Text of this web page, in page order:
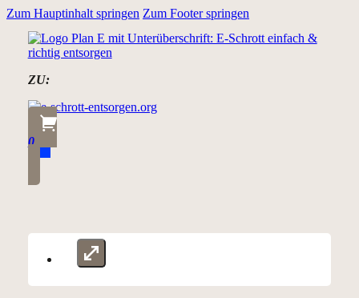
Zum Hauptinhalt springen Zum Footer springen
ZU:
0